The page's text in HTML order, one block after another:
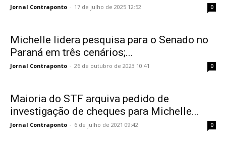
Jornal Contraponto - 17 de julho de 2025 12:52 0
Michelle lidera pesquisa para o Senado no
Paraná em três cenários;...
Jornal Contraponto - 26 de outubro de 2023 10:41 0
Maioria do STF arquiva pedido de
investigação de cheques para Michelle...
Jornal Contraponto - 6 de julho de 2021 09:42 0